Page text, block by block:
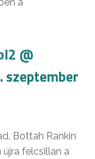
@
szeptember
Bottah Rankin
felcsillan a